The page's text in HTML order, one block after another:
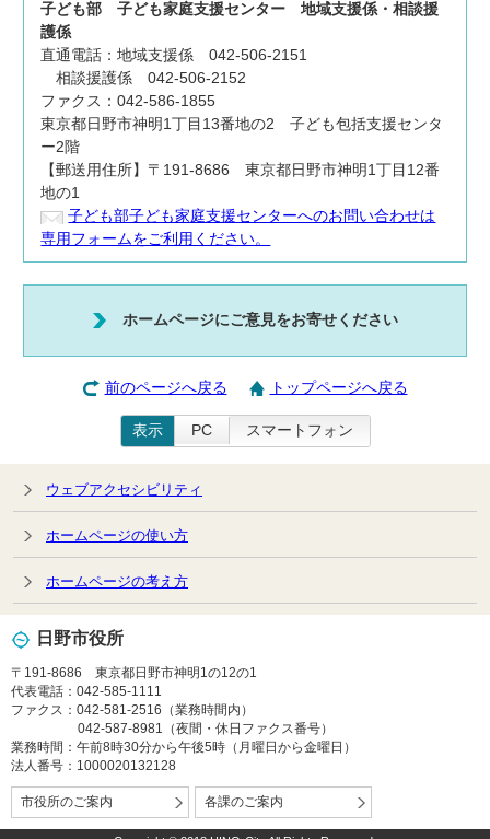
子ども部子ども家庭支援センター 地域支援係・相談援
護係
直通電話：地域支援係 042-506-2151
相談援護係 042-506-2152
ファクス：042-586-1855
東京都日野市神明1丁目13番地の2 子ども包括支援センタ
ー2階
【郵送用住所】〒191-8686 東京都日野市神明1丁目12番
地の1
子ども部子ども家庭支援センターへのお問い合わせは
専用フォームをご利用ください。
ホームページにご意見をお寄せください
前のページへ戻る トップページへ戻る
表示 PC スマートフォン
ウェブアクセシビリティ
ホームページの使い方
ホームページの考え方
日野市役所
〒191-8686 東京都日野市神明1の12の1
代表電話：042-585-1111
ファクス：042-581-2516（業務時間内）
042-587-8981（夜間・休日ファクス番号）
業務時間：午前8時30分から午後5時（月曜日から金曜日）
法人番号：1000020132128
市役所のご案内 各課のご案内